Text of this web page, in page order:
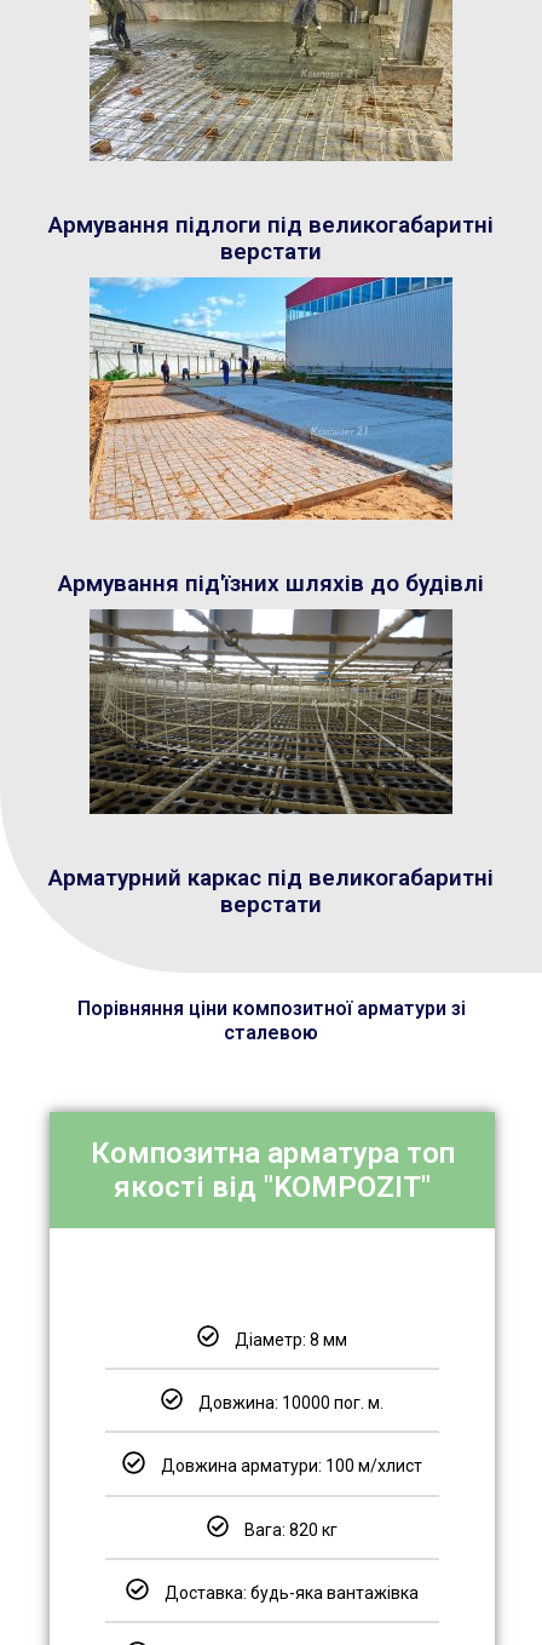
Армування підлоги під великогабаритні
верстати
Армування під'їзних шляхів до будівлі
Арматурний каркас під великогабаритні
верстати
Порівняння ціни композитної арматури зі
сталевою
Композитна арматура топ
якості від "KOMPOZIT"
Діаметр: 8 мм
Довжина: 10000 пог. м.
Довжина арматури: 100 м/хлист
Вага: 820 кг
Доставка: будь-яка вантажівка